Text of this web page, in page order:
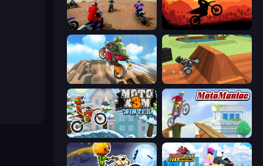
Super MX - The Champion Sunset Bike Racing
Cartoon Moto Stunt Blocky Trials
Moto X3M 4 Winter Moto Maniac